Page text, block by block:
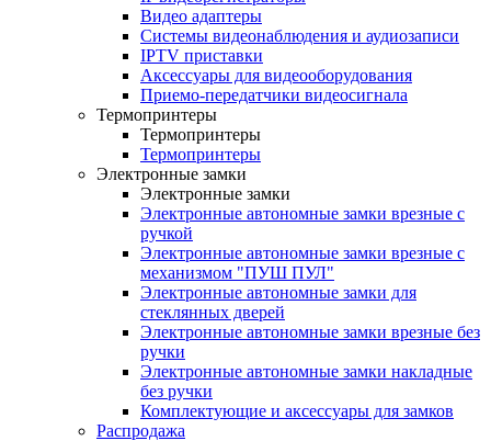
Видео адаптеры
Системы видеонаблюдения и аудиозаписи
IPTV приставки
Аксессуары для видеооборудования
Приемо-передатчики видеосигнала
Термопринтеры
Термопринтеры
Термопринтеры
Электронные замки
Электронные замки
Электронные автономные замки врезные с
ручкой
Электронные автономные замки врезные с
механизмом "ПУШ ПУЛ"
Электронные автономные замки для
стеклянных дверей
Электронные автономные замки врезные без
ручки
Электронные автономные замки накладные
без ручки
Комплектующие и аксессуары для замков
Распродажа